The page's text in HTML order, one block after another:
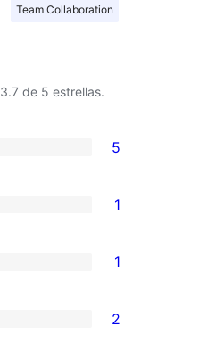
Team Collaboration
3.7 de 5 estrellas.
5
1
1
2